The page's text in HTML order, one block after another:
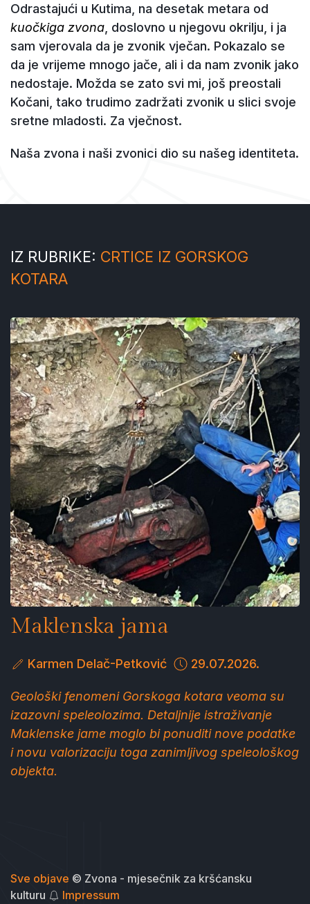
Odrastajući u Kutima, na desetak metara od
kuočkiga zvona , doslovno u njegovu okrilju, i ja
sam vjerovala da je zvonik vječan. Pokazalo se
da je vrijeme mnogo jače, ali i da nam zvonik jako
nedostaje. Možda se zato svi mi, još preostali
Kočani, tako trudimo zadržati zvonik u slici svoje
sretne mladosti. Za vječnost.
Naša zvona i naši zvonici dio su našeg identiteta.
IZ RUBRIKE: CRTICE IZ GORSKOG
KOTARA
Maklenska jama
Karmen Delač-Petković 29.07.2026.
Geološki fenomeni Gorskoga kotara veoma su
izazovni speleolozima. Detaljnije istraživanje
Maklenske jame moglo bi ponuditi nove podatke
i novu valorizaciju toga zanimljivog speleološkog
objekta.
Sve objave © Zvona - mjesečnik za kršćansku
kulturu
Impressum